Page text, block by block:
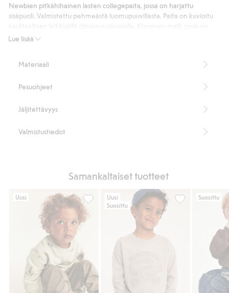
Lue lisää
Newbien pitkähihainen lasten collegepaita, jossa on harjattu
sisäpuoli. Valmistettu pehmeästä luomupuuvillasta. Paita on kuvioitu
pyöreä, ribattu pääntie sekä ribatut resorit hihansuissa ja helmassa.
Pitkähihainen.
Tämä tuote sisältää 100 % luomupuuvillaa.
Luomupuuvilla – GOTS
Materiaali
Pesuohjeet
Jäljitettävyys
Valmistustiedot
Samankaltaiset tuotteet
Uusi
Koko kuvioitu collegepaita
Uusi
Suosittu
Suosittu